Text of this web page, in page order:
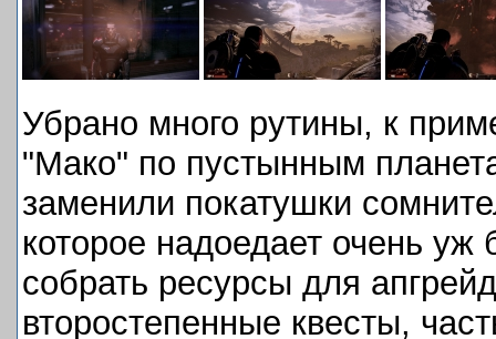
Убрано много рутины, к
"Мако" по пустынным
заменили покатушки
которое надоедает очень уж
собрать ресурсы для
второстепенные квесты,